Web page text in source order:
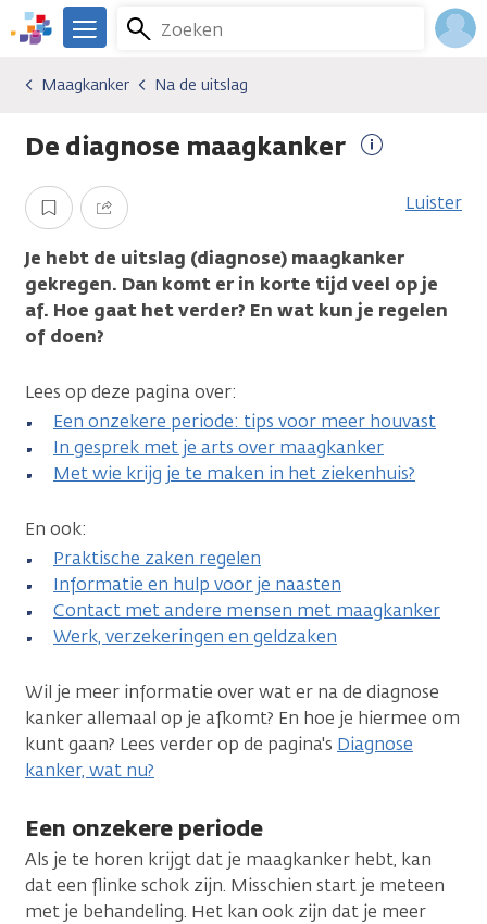
Overslaan
en
gaan
We
er
je.
Zoeken
Menu
Kankersoorten
Maagkanker
Na de uitslag
Maagkanker Na de uitslag
De diagnose maagkanker
informatie
Opslaan Delen Luister
Je hebt de uitslag (diagnose) maagkanker
gekregen. Dan komt er in korte tijd veel op je
af. Hoe gaat het verder? En wat kun je regelen
of doen?
Lees op deze pagina over:
Een onzekere periode: tips voor meer houvast
In gesprek met je arts over maagkanker
Met wie krijg je te maken in het ziekenhuis?
En ook:
Praktische zaken regelen
Informatie en hulp voor je naasten
Contact met andere mensen met maagkanker
Werk, verzekeringen en geldzaken
Wil je meer informatie over wat er na de diagnose
kanker allemaal op je afkomt? En hoe je hiermee om
kunt gaan? Lees verder op de pagina's Diagnose
kanker, wat nu?
Een onzekere periode
Als je te horen krijgt dat je maagkanker hebt, kan
dat een flinke schok zijn. Misschien start je meteen
met je behandeling. Het kan ook zijn dat je meer